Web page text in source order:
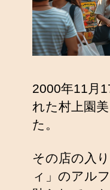
2000年11月
れた村上園
た。
その店の入
ィ」のアル